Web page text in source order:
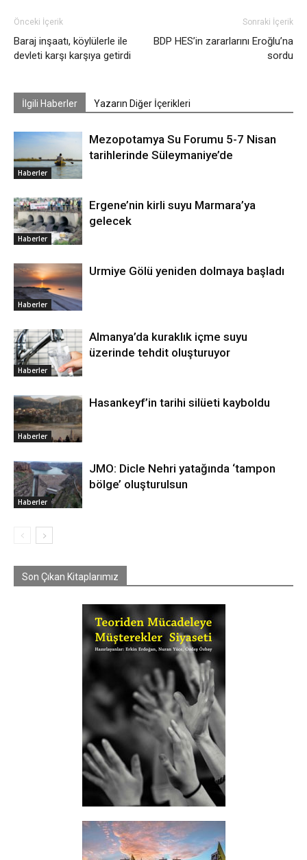
Önceki İçerik
Baraj inşaatı, köylülerle ile
devleti karşı karşıya getirdi
Sonraki İçerik
BDP HES’in zararlarını Eroğlu’na
sordu
İlgili Haberler Yazarın Diğer İçerikleri
Haberler
Mezopotamya Su Forumu 5-7 Nisan
tarihlerinde Süleymaniye’de
Haberler
Ergene’nin kirli suyu Marmara’ya
gelecek
Haberler
Urmiye Gölü yeniden dolmaya başladı
Haberler
Almanya’da kuraklık içme suyu
üzerinde tehdit oluşturuyor
Haberler
Hasankeyf’in tarihi silüeti kayboldu
Haberler
JMO: Dicle Nehri yatağında ‘tampon
bölge’ oluşturulsun
Son Çıkan Kitaplarımız